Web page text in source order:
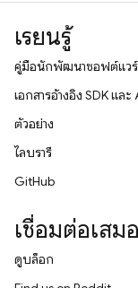
เรียนรู้
คู่มือนักพัฒนาซอฟต์แวร์
เอกสารอ้างอิง SDK และ
ตัวอย่าง
ไลบรารี
GitHub
เชื่อมต่อเสมอ
ดูบล็อก